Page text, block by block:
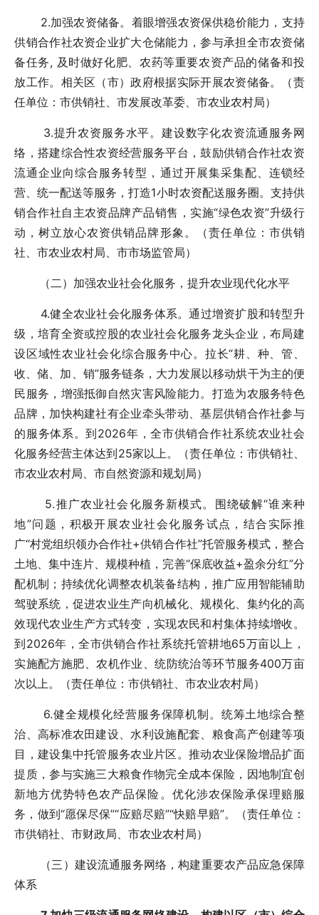
2.加强农资储备。着眼增强农资保供稳价能力，支持
供销合作社农资企业扩大仓储能力，参与承担全市农资储
备任务, 及时做好化肥、农药等重要农资产品的储备和投
放工作。相关区（市）政府根据实际开展农资储备。（责
任单位：市供销社、市发展改革委、市农业农村局）
3.提升农资服务水平。建设数字化农资流通服务网
络，搭建综合性农资经营服务平台，鼓励供销合作社农资
流通企业向综合服务转型，通过开展集采集配、连锁经
营、统一配送等服务，打造1小时农资配送服务圈。支持供
销合作社自主农资品牌产品销售，实施“绿色农资”升级行
动，树立放心农资供销品牌形象。（责任单位：市供销
社、市农业农村局、市市场监管局）
（二）加强农业社会化服务，提升农业现代化水平
4.健全农业社会化服务体系。通过增资扩股和转型升
级，培育全资或控股的农业社会化服务龙头企业，布局建
设区域性农业社会化综合服务中心。拉长“耕、种、管、
收、储、加、销”服务链条，大力发展以移动烘干为主的便
民服务，增强抵御自然灾害风险能力。打造为农服务特色
品牌，加快构建社有企业牵头带动、基层供销合作社参与
的服务体系。到2026年，全市供销合作社系统农业社会
化服务经营主体达到25家以上。（责任单位：市供销社、
市农业农村局、市自然资源和规划局）
5.推广农业社会化服务新模式。围绕破解“谁来种
地”问题，积极开展农业社会化服务试点，结合实际推
广“村党组织领办合作社+供销合作社”托管服务模式，整合
土地、集中连片、规模种植，完善“保底收益+盈余分红”分
配机制；持续优化调整农机装备结构，推广应用智能辅助
驾驶系统，促进农业生产向机械化、规模化、集约化的高
效现代农业生产方式转变，实现农民和村集体持续增收。
到2026年，全市供销合作社系统托管耕地65万亩以上，
实施配方施肥、农机作业、统防统治等环节服务400万亩
次以上。（责任单位：市供销社、市农业农村局）
6.健全规模化经营服务保障机制。统筹土地综合整
治、高标准农田建设、水利设施配套、粮食高产创建等项
目，建设集中托管服务农业片区。推动农业保险增品扩面
提质，参与实施三大粮食作物完全成本保险，因地制宜创
新地方优势特色农产品保险。优化涉农保险承保理赔服
务，做到“愿保尽保”“应赔尽赔”“快赔早赔”。（责任单位：
市供销社、市财政局、市农业农村局）
（三）建设流通服务网络，构建重要农产品应急保障
体系